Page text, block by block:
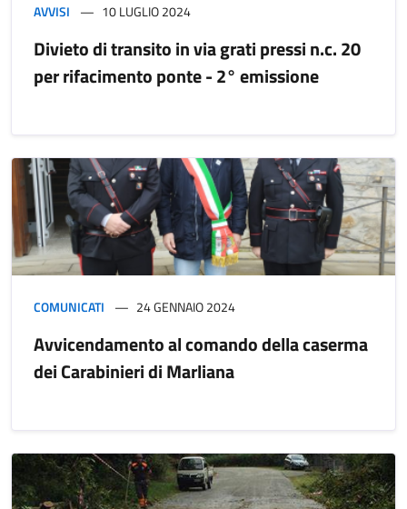
AVVISI 10 LUGLIO 2024
Divieto di transito in via grati pressi n.c. 20
per rifacimento ponte - 2° emissione
COMUNICATI 24 GENNAIO 2024
Avvicendamento al comando della caserma
dei Carabinieri di Marliana